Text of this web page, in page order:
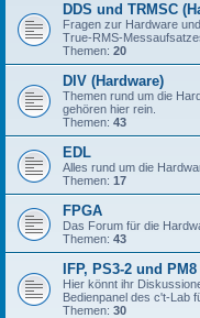
DDS und TRMSC
Fragen zur Hardware
True-RMS-
Themen: 20
DIV (Hardware)
Themen rund um die
gehören hier rein.
Themen: 43
EDL
Alles rund um die
Themen: 17
FPGA
Das Forum für die
Themen: 43
IFP, PS3-2 und
Hier könnt ihr
Bedienpanel des c't-Lab
Themen: 30